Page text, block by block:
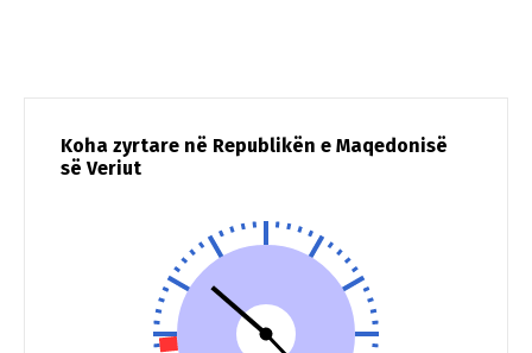
Koha zyrtare në Republikën e Maqedonisë
së Veriut